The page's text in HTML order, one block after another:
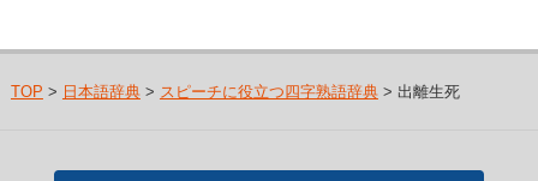
TOP > 日本語辞典> スピーチに役立つ四字熟語辞典> 出離生死